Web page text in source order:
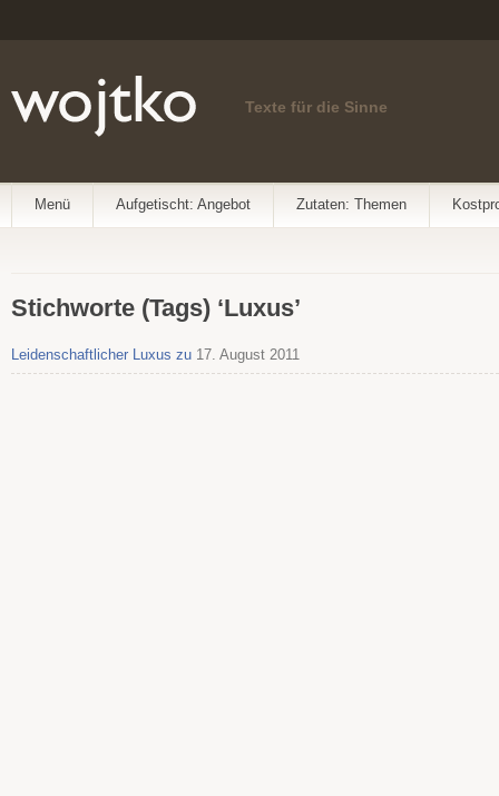
Texte für die Sinne
Menü Aufgetischt: Angebot Zutaten: Themen
Stichworte (Tags) ‘Luxus’
Leidenschaftlicher Luxus zu 17. August 2011